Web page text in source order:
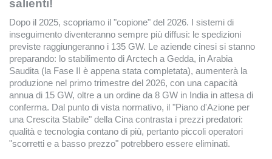
salienti!
Dopo il 2025, scopriamo il "copione" del 2026. I sistemi di
inseguimento diventeranno sempre più diffusi: le spedizioni
previste raggiungeranno i 135 GW. Le aziende cinesi si stanno
preparando: lo stabilimento di Arctech a Gedda, in Arabia
Saudita (la Fase II è appena stata completata), aumenterà la
produzione nel primo trimestre del 2026, con una capacità
annua di 15 GW, oltre a un ordine da 8 GW in India in attesa di
conferma. Dal punto di vista normativo, il "Piano d'Azione per
una Crescita Stabile" della Cina contrasta i prezzi predatori:
qualità e tecnologia contano di più, pertanto piccoli operatori
"scorretti e a basso prezzo" potrebbero essere eliminati.